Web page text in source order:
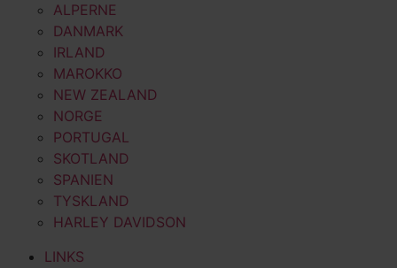
ALPERNE
DANMARK
IRLAND
MAROKKO
NEW ZEALAND
NORGE
PORTUGAL
SKOTLAND
SPANIEN
TYSKLAND
HARLEY DAVIDSON
LINKS